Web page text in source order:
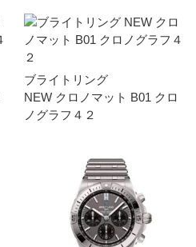
ブライトリング
NEW クロノマット B01 クロ
ノグラフ４２